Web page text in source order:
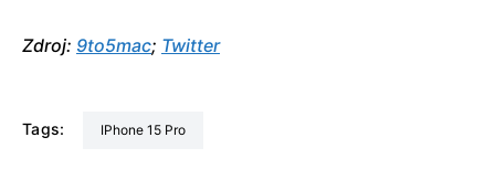
Zdroj: 9to5mac; Twitter
Tags: iPhone 15 Pro